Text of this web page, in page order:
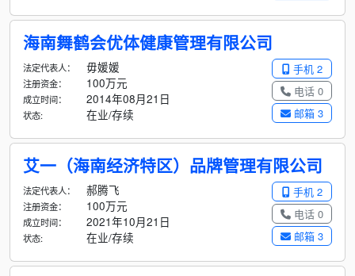
海南舞鹤会优体健康管理有限公司
手机 2
电话 0
邮箱 3
法定代表人： 毋媛媛
注册资金： 100万元
成立时间： 2014年08月21日
状态: 在业/存续
艾一（海南经济特区）品牌管理有限公司
手机 2
电话 0
邮箱 3
法定代表人： 郝腾飞
注册资金： 100万元
成立时间： 2021年10月21日
状态: 在业/存续